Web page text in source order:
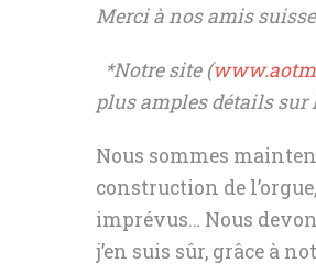
Merci à nos amis
*Notre site (
plus amples détails sur
Nous sommes
construction de
imprévus… Nous
j’en suis sûr, grâce à